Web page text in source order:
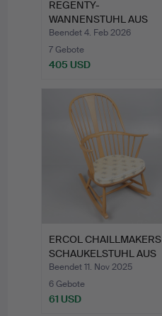
REGENTY-
WANNENSTUHL AUS
GESCHNITZTEM
MAHAG…
Beendet 4. Feb 2026
7 Gebote
405 USD
ERCOL CHAILLMAKERS
SCHAUKELSTUHL AUS
BLOND…
Beendet 11. Nov 2025
6 Gebote
61 USD